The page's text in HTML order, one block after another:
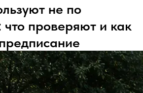
не по
проверяют и как